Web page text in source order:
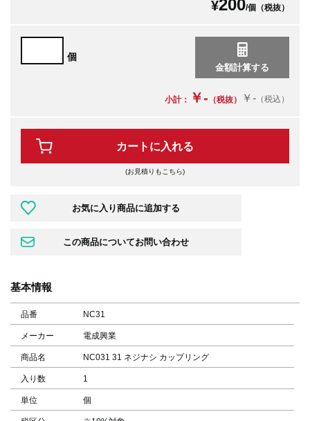
¥200/個（税抜）
個
小計： ￥- （税抜） ￥- （税込）
カートに入れる
(お見積りもこちら)
基本情報
品番 NC31
メーカー 電成興業
商品名 NC031 31 ネジナシ カップリング
入り数 1
単位 個